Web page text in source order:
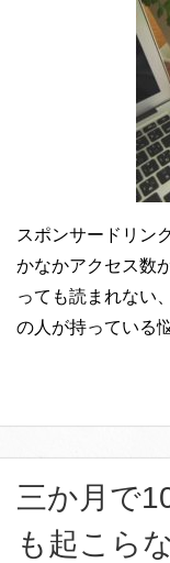
スポンサードリン
かなかアクセス数
っても読まれない
の人が持っている
三か月で
も起こら